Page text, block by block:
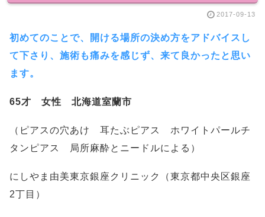
2017-09-13
初めてのことで、開ける場所の決め方をアドバイスし
て下さり、施術も痛みを感じず、来て良かったと思い
ます。
65才 女性 北海道室蘭市
（ピアスの穴あけ 耳たぶピアス ホワイトパールチ
タンピアス 局所麻酔とニードルによる）
にしやま由美東京銀座クリニック（東京都中央区銀座
2丁目）